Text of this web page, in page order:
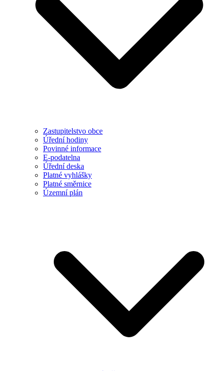
Zastupitelstvo obce
Úřední hodiny
Povinné informace
E-podatelna
Úřední deska
Platné vyhlášky
Platné směrnice
Územní plán